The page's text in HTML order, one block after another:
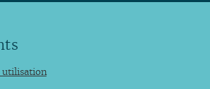
utilisation